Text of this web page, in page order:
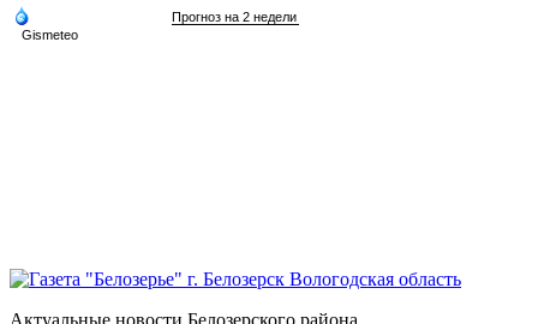
Актуальные новости Белозерского района